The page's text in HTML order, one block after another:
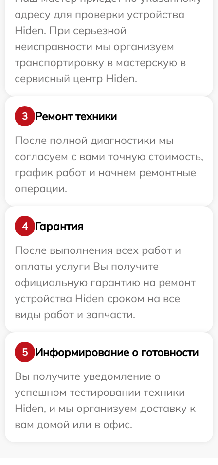
адресу для проверки устройства
Hiden. При серьезной
неисправности мы организуем
транспортировку в мастерскую в
сервисный центр Hiden.
3
Ремонт техники
После полной диагностики мы
согласуем с вами точную стоимость,
график работ и начнем ремонтные
операции.
4
Гарантия
После выполнения всех работ и
оплаты услуги Вы получите
официальную гарантию на ремонт
устройства Hiden сроком на все
виды работ и запчасти.
5
Информирование о готовности
Вы получите уведомление о
успешном тестировании техники
Hiden, и мы организуем доставку к
вам домой или в офис.